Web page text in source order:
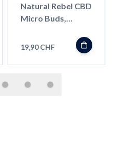
Natural Rebel CBD
Micro Buds,
19,90 CHF